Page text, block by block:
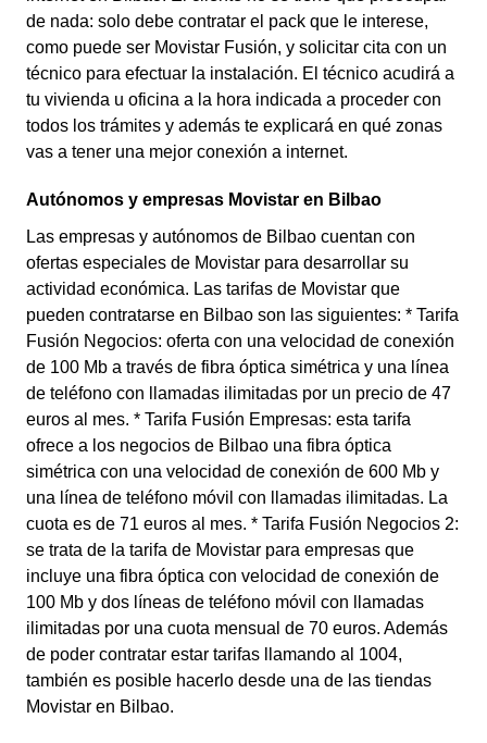
de nada: solo debe contratar el pack que le interese,
como puede ser Movistar Fusión, y solicitar cita con un
técnico para efectuar la instalación. El técnico acudirá a
tu vivienda u oficina a la hora indicada a proceder con
todos los trámites y además te explicará en qué zonas
vas a tener una mejor conexión a internet.
Autónomos y empresas Movistar en Bilbao
Las empresas y autónomos de Bilbao cuentan con
ofertas especiales de Movistar para desarrollar su
actividad económica. Las tarifas de Movistar que
pueden contratarse en Bilbao son las siguientes: * Tarifa
Fusión Negocios: oferta con una velocidad de conexión
de 100 Mb a través de fibra óptica simétrica y una línea
de teléfono con llamadas ilimitadas por un precio de 47
euros al mes. * Tarifa Fusión Empresas: esta tarifa
ofrece a los negocios de Bilbao una fibra óptica
simétrica con una velocidad de conexión de 600 Mb y
una línea de teléfono móvil con llamadas ilimitadas. La
cuota es de 71 euros al mes. * Tarifa Fusión Negocios 2:
se trata de la tarifa de Movistar para empresas que
incluye una fibra óptica con velocidad de conexión de
100 Mb y dos líneas de teléfono móvil con llamadas
ilimitadas por una cuota mensual de 70 euros. Además
de poder contratar estar tarifas llamando al 1004,
también es posible hacerlo desde una de las tiendas
Movistar en Bilbao.